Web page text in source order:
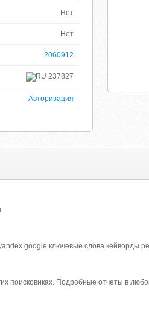
Нет
Нет
2060912
237827
Авторизация
google ключевые слова кейворды
поисковиках. Подробные отчеты в